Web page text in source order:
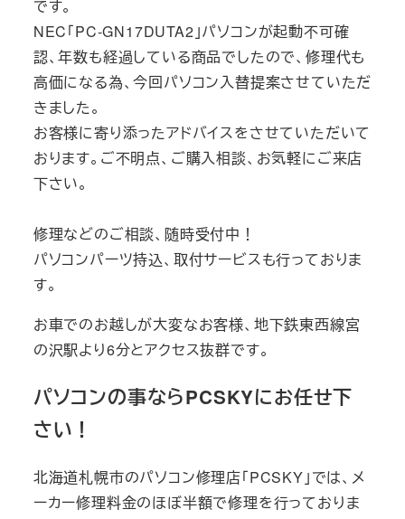
です。
NEC「PC-GN17DUTA2」パソコンが起動不可確
認、年数も経過している商品でしたので、修理代も
高価になる為、今回パソコン入替提案させていただ
きました。
お客様に寄り添ったアドバイスをさせていただいて
おります。ご不明点、ご購入相談、お気軽にご来店
下さい。
修理などのご相談、随時受付中！
パソコンパーツ持込、取付サービスも行っておりま
す。
お車でのお越しが大変なお客様、地下鉄東西線宮
の沢駅より6分とアクセス抜群です。
パソコンの事ならPCSKYにお任せ下
さい！
北海道札幌市のパソコン修理店「PCSKY」では、メ
ーカー修理料金のほぼ半額で修理を行っておりま